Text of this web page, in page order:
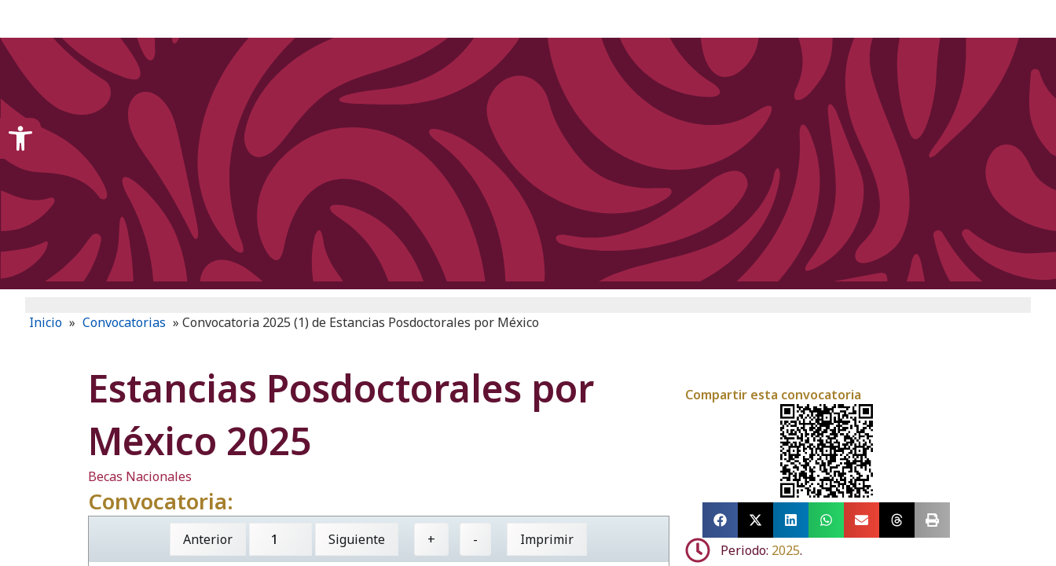
Inicio » Convocatorias » Convocatoria 2025 (1) de Estancias Posdoctorales por México
Estancias Posdoctorales por
México 2025
Becas Nacionales
Convocatoria:
Anterior Siguiente + - Imprimir
Compartir esta convocatoria
Periodo: 2025.
Open toolbar